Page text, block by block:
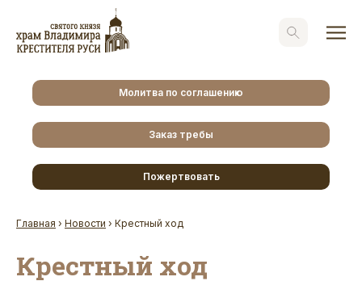
Молитва по соглашению
Заказ требы
Пожертвовать
Главная › Новости › Крестный ход
Крестный ход